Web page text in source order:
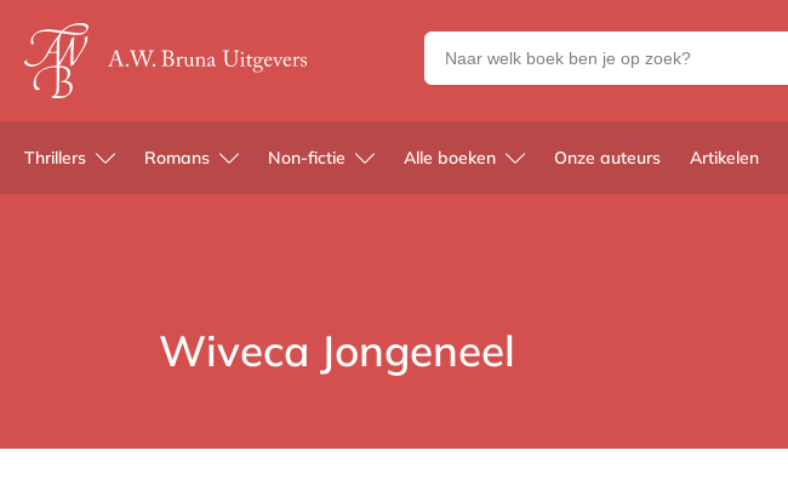
Zoeken
naar
en
uitgevers
Thrillers Romans Non-fictie Alle boeken Onze auteurs Artikelen
Wiveca Jongeneel